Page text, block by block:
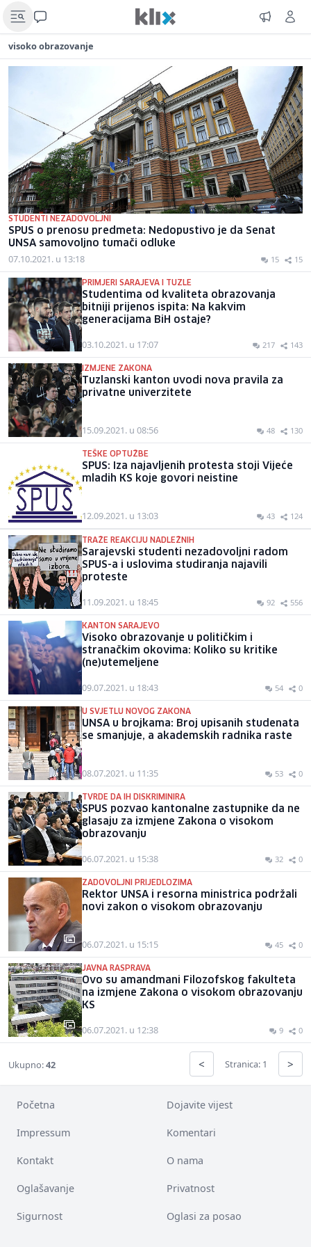
visoko obrazovanje
STUDENTI NEZADOVOLJNI
SPUS o prenosu predmeta: Nedopustivo je da Senat
UNSA samovoljno tumači odluke
07.10.2021. u 13:18 15 15
PRIMJERI SARAJEVA I TUZLE
Studentima od kvaliteta obrazovanja
bitniji prijenos ispita: Na kakvim
generacijama BiH ostaje?
03.10.2021. u 17:07 217 143
IZMJENE ZAKONA
Tuzlanski kanton uvodi nova pravila za
privatne univerzitete
15.09.2021. u 08:56 48 130
TEŠKE OPTUŽBE
SPUS: Iza najavljenih protesta stoji Vijeće
mladih KS koje govori neistine
12.09.2021. u 13:03 43 124
TRAŽE REAKCIJU NADLEŽNIH
Sarajevski studenti nezadovoljni radom
SPUS-a i uslovima studiranja najavili
proteste
11.09.2021. u 18:45 92 556
KANTON SARAJEVO
Visoko obrazovanje u političkim i
stranačkim okovima: Koliko su kritike
(ne)utemeljene
09.07.2021. u 18:43 54 0
U SVJETLU NOVOG ZAKONA
UNSA u brojkama: Broj upisanih studenata
se smanjuje, a akademskih radnika raste
08.07.2021. u 11:35 53 0
TVRDE DA IH DISKRIMINIRA
SPUS pozvao kantonalne zastupnike da ne
glasaju za izmjene Zakona o visokom
obrazovanju
06.07.2021. u 15:38 32 0
ZADOVOLJNI PRIJEDLOZIMA
Rektor UNSA i resorna ministrica podržali
novi zakon o visokom obrazovanju
06.07.2021. u 15:15 45 0
JAVNA RASPRAVA
Ovo su amandmani Filozofskog fakulteta
na izmjene Zakona o visokom obrazovanju
KS
06.07.2021. u 12:38 9 0
Ukupno:42 < Stranica: 1 >
Početna Dojavite vijest
Impressum Komentari
Kontakt O nama
Oglašavanje Privatnost
Sigurnost Oglasi za posao